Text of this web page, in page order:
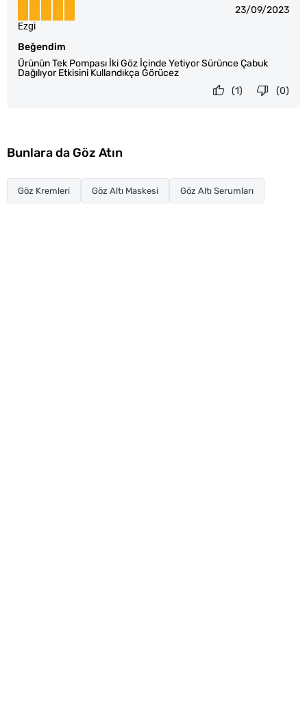
23/09/2023
Beğendim
Ürünün Tek Pompası İki Göz İçinde Yetiyor Sürünce Çabuk
Dağılıyor Etkisini Kullandıkça Görücez
Ezgi
(0)
(1)
Bunlara da Göz Atın
Göz Kremleri Göz Altı Maskesi Göz Altı Serumları